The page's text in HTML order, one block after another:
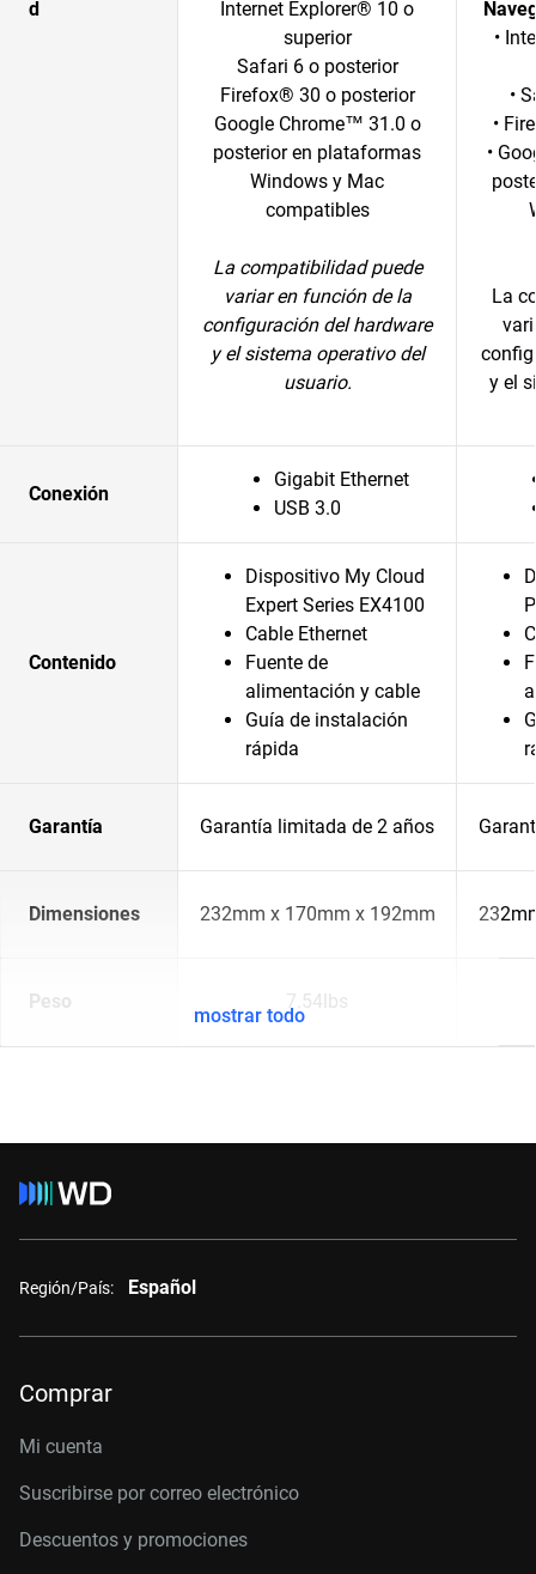
d
Internet Explorer® 10 o
superior
Safari 6 o posterior
Firefox® 30 o posterior
Google Chrome™ 31.0 o
posterior en plataformas
Windows y Mac
compatibles
La compatibilidad puede
variar en función de la
configuración del hardware
y el sistema operativo del
usuario.
•
•
•
•
La
y el
Conexión
Gigabit Ethernet
USB 3.0
Contenido
Dispositivo My Cloud
Expert Series EX4100
Cable Ethernet
Fuente de
alimentación y cable
Guía de instalación
rápida
Garantía Garantía limitada de 2 años
Dimensiones 232mm x 170mm x 192mm
Peso 7.54lbs
mostrar todo
Región/País: Español
Comprar
Mi cuenta
Suscribirse por correo electrónico
Descuentos y promociones